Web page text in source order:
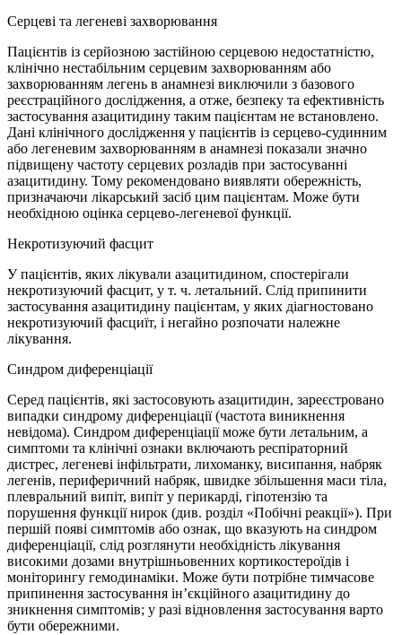
Серцеві та легеневі захворювання
Пацієнтів із серйозною застійною серцевою недостатністю,
клінічно нестабільним серцевим захворюванням або
захворюванням легень в анамнезі виключили з базового
реєстраційного дослідження, а отже, безпеку та ефективність
застосування азацитидину таким пацієнтам не встановлено.
Дані клінічного дослідження у пацієнтів із серцево-судинним
або легеневим захворюванням в анамнезі показали значно
підвищену частоту серцевих розладів при застосуванні
азацитидину. Тому рекомендовано виявляти обережність,
призначаючи лікарський засіб цим пацієнтам. Може бути
необхідною оцінка серцево-легеневої функції.
Некротизуючий фасцит
У пацієнтів, яких лікували азацитидином, спостерігали
некротизуючий фасцит, у т. ч. летальний. Слід припинити
застосування азацитидину пацієнтам, у яких діагностовано
некротизуючий фасциїт, і негайно розпочати належне
лікування.
Синдром диференціації
Серед пацієнтів, які застосовують азацитидин, зареєстровано
випадки синдрому диференціації (частота виникнення
невідома). Синдром диференціації може бути летальним, а
симптоми та клінічні ознаки включають респіраторний
дистрес, легеневі інфільтрати, лихоманку, висипання, набряк
легенів, периферичний набряк, швидке збільшення маси тіла,
плевральний випіт, випіт у перикарді, гіпотензію та
порушення функції нирок (див. розділ «Побічні реакції»). При
першій появі симптомів або ознак, що вказують на синдром
диференціації, слід розглянути необхідність лікування
високими дозами внутрішньовенних кортикостероїдів і
моніторингу гемодинаміки. Може бути потрібне тимчасове
припинення застосування ін’єкційного азацитидину до
зникнення симптомів; у разі відновлення застосування варто
бути обережними.